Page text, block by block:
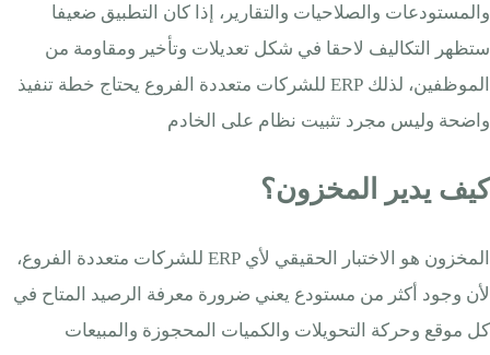
والمستودعات والصلاحيات والتقارير، إذا كان التطبيق ضعيفا
ستظهر التكاليف لاحقا في شكل تعديلات وتأخير ومقاومة من
الموظفين، لذلك ERP للشركات متعددة الفروع يحتاج خطة تنفيذ
واضحة وليس مجرد تثبيت نظام على الخادم
كيف يدير المخزون؟
المخزون هو الاختبار الحقيقي لأي ERP للشركات متعددة الفروع،
لأن وجود أكثر من مستودع يعني ضرورة معرفة الرصيد المتاح في
كل موقع وحركة التحويلات والكميات المحجوزة والمبيعات